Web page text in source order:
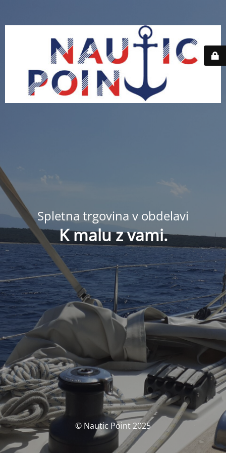
Spletna trgovina v obdelavi
K malu z vami.
© Nautic Point 2025